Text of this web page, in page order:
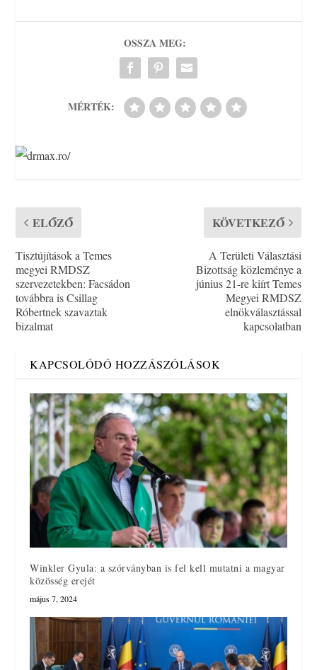
OSSZA MEG:
MÉRTÉK:
ELŐZŐ
Tisztújítások a Temes
megyei RMDSZ
szervezetekben: Facsádon
továbbra is Csillag
Róbertnek szavaztak
bizalmat
KÖVETKEZŐ
A Területi Választási
Bizottság közleménye a
június 21-re kiírt Temes
Megyei RMDSZ
elnökválasztással
kapcsolatban
KAPCSOLÓDÓ HOZZÁSZÓLÁSOK
Winkler Gyula: a szórványban is fel kell mutatni a magyar
közösség erejét
május 7, 2024